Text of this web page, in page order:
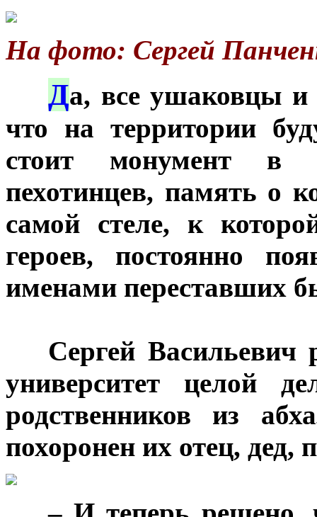
На фото: Сергей
Да, все ушаковцы и
что на территории
стоит монумент в
пехотинцев, память о
самой стеле, к
героев, постоянно
именами переставших
Сергей Васильевич
университет целой
родственников из
похоронен их отец, дед,